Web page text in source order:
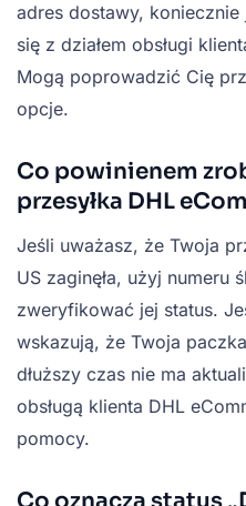
adres dostawy,
się z działem obsługi
Mogą poprowadzić Cię
opcje.
Co powinienem
przesyłka DHL
Jeśli uważasz, że Twoja
US zaginęła, użyj numeru
zweryfikować jej status.
wskazują, że Twoja
dłuższy czas nie ma
obsługą klienta DHL
pomocy.